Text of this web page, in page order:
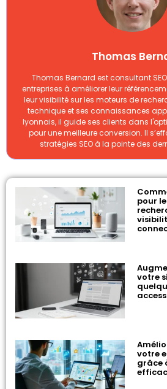
Thomas
Thomas Bernard est consultant
entreprises à améliorer leur
leur visibilité sur les moteurs de
technique et ses connaissances
lyonnais, il guide ses clients dans
pour une meilleure conversion. Il
stratégies SEO à la pointe des
pour
votre
votre
grâce